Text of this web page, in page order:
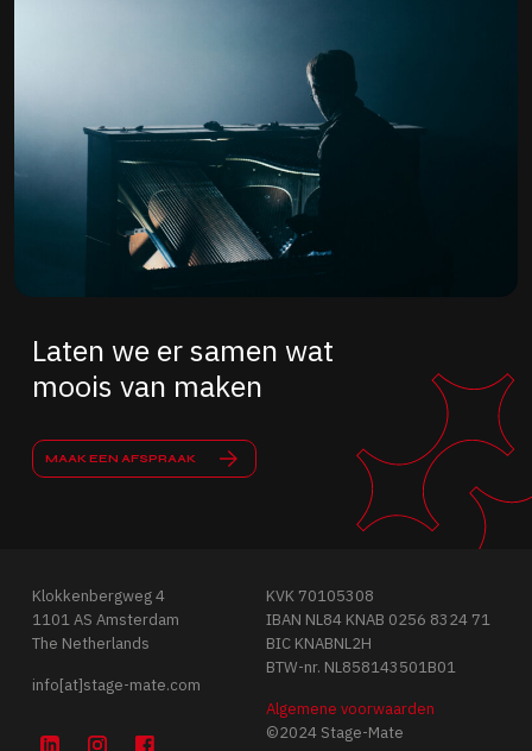
Laten we er samen wat
moois van maken
MAAK EEN AFSPRAAK
Klokkenbergweg 4
1101 AS Amsterdam
The Netherlands
info[at]stage-mate.com
KVK 70105308
IBAN NL84 KNAB 0256 8324 71
BIC KNABNL2H
BTW-nr. NL858143501B01
Algemene voorwaarden
©2024 Stage-Mate